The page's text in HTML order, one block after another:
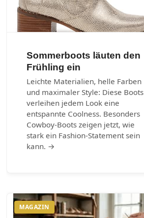
Sommerboots läuten den
Frühling ein
Leichte Materialien, helle Farben
und maximaler Style: Diese Boots
verleihen jedem Look eine
entspannte Coolness. Besonders
Cowboy-Boots zeigen jetzt, wie
stark ein Fashion-Statement sein
kann. →
MAGAZIN